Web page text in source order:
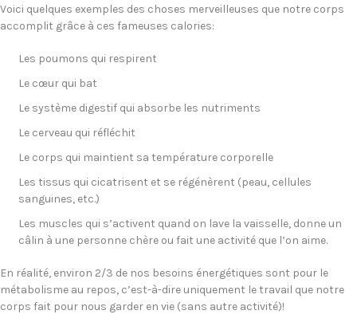
Voici quelques exemples des choses merveilleuses que notre corps
accomplit grâce à ces fameuses calories:
Les poumons qui respirent
Le cœur qui bat
Le système digestif qui absorbe les nutriments
Le cerveau qui réfléchit
Le corps qui maintient sa température corporelle
Les tissus qui cicatrisent et se régénèrent (peau, cellules
sanguines, etc.)
Les muscles qui s’activent quand on lave la vaisselle, donne un
câlin à une personne chère ou fait une activité que l’on aime.
En réalité, environ 2/3 de nos besoins énergétiques sont pour le
métabolisme au repos, c’est-à-dire uniquement le travail que notre
corps fait pour nous garder en vie (sans autre activité)!